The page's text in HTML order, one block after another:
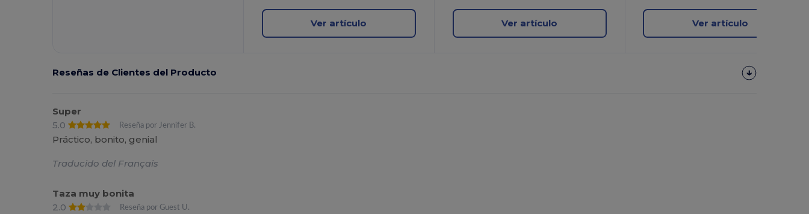
Ver artículo Ver artículo Ver artículo
Reseñas de Clientes del Producto
Super
5.0
Reseña por Jennifer B.
Práctico, bonito, genial
Traducido del Français
Taza muy bonita
2.0
Reseña por Guest U.